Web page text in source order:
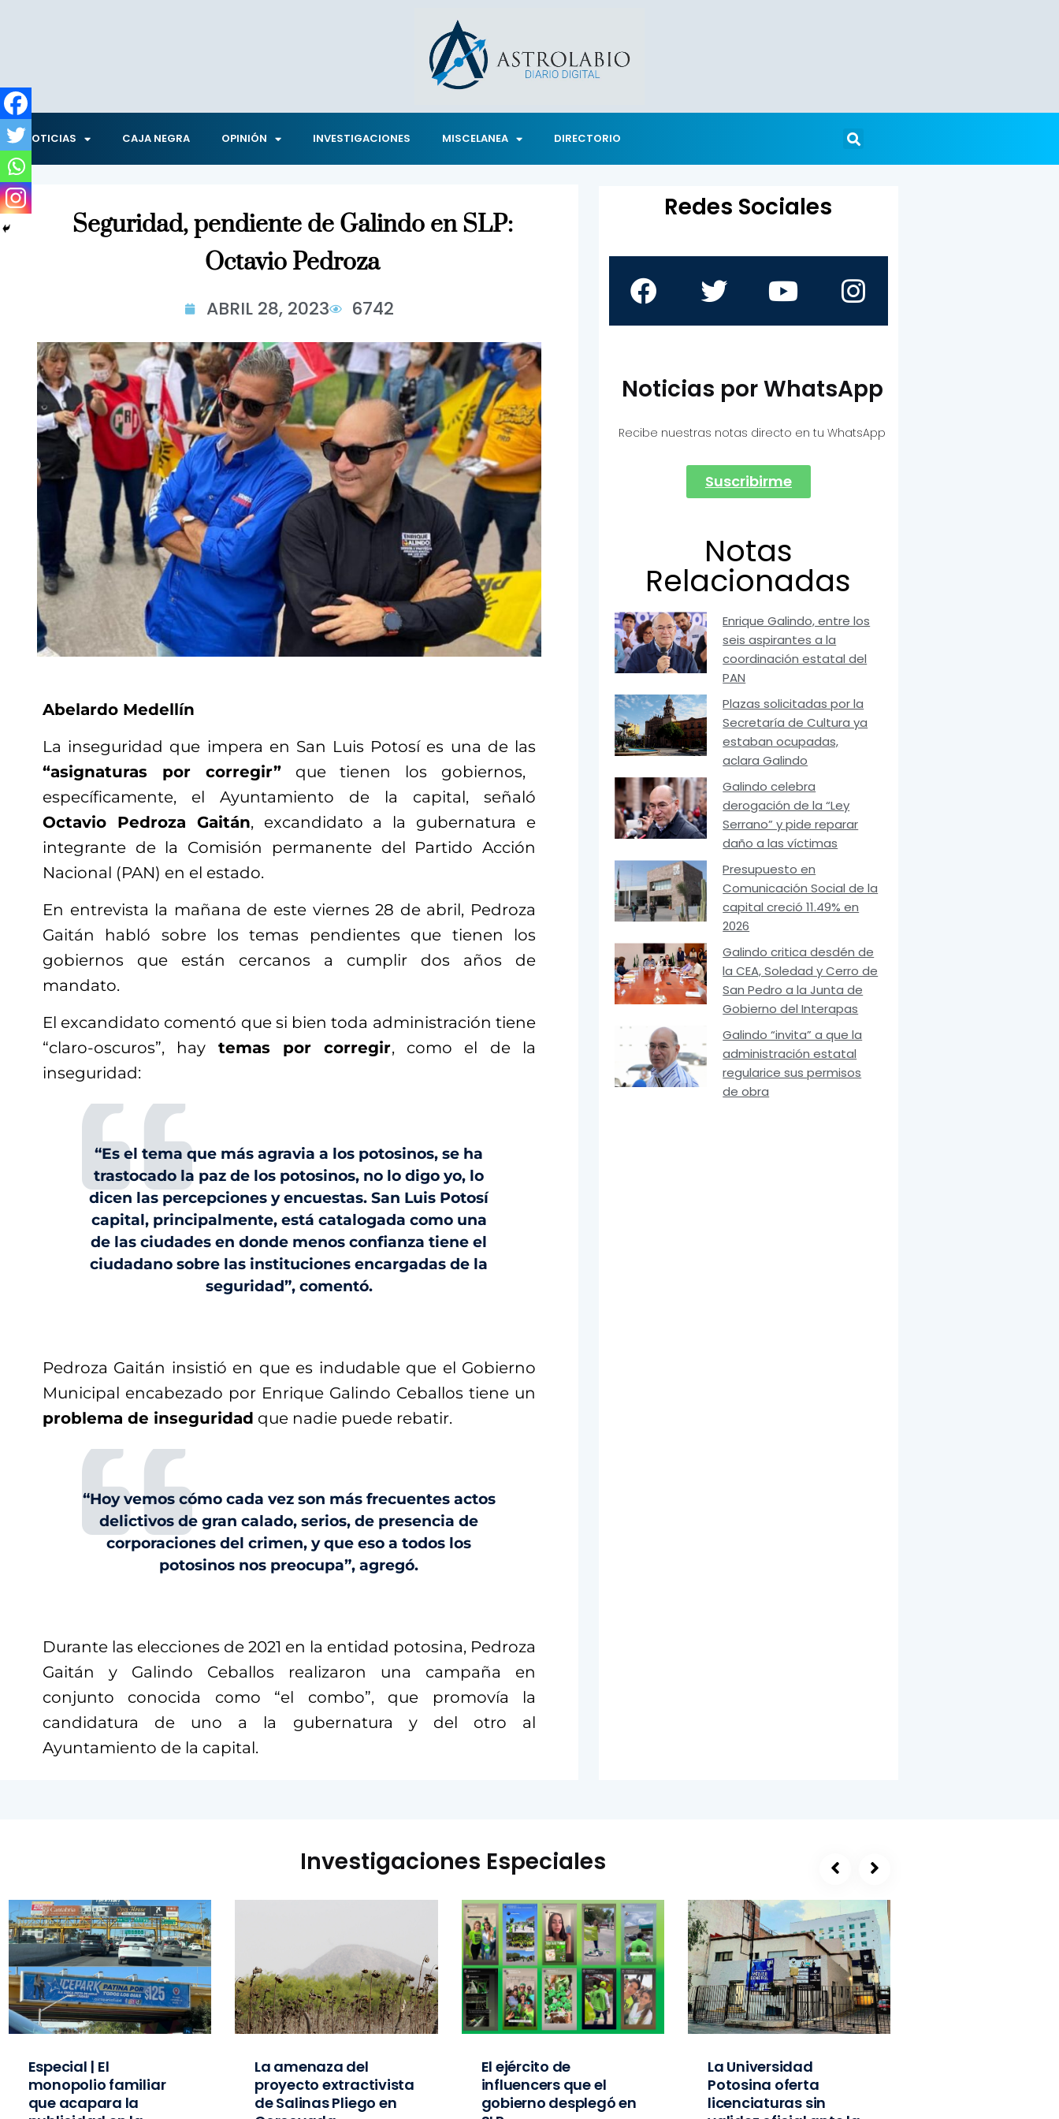
NOTICIAS CAJA NEGRA OPINIÓN INVESTIGACIONES MISCELANEA DIRECTORIO
Seguridad, pendiente de Galindo en SLP:
Octavio Pedroza
ABRIL 28, 2023 6742
Abelardo Medellín
La inseguridad que impera en San Luis Potosí es una de las
“asignaturas por corregir”que tienen los gobiernos,
específicamente, el Ayuntamiento de la capital, señaló
Octavio Pedroza Gaitán, excandidato a la gubernatura e
integrante de la Comisión permanente del Partido Acción
Nacional (PAN) en el estado.
En entrevista la mañana de este viernes 28 de abril, Pedroza
Gaitán habló sobre los temas pendientes que tienen los
gobiernos que están cercanos a cumplir dos años de
mandato.
El excandidato comentó que si bien toda administración tiene
“claro-oscuros”, hay temas por corregir, como el de la
inseguridad:
“Es el tema que más agravia a los potosinos, se ha
trastocado la paz de los potosinos, no lo digo yo, lo
dicen las percepciones y encuestas. San Luis Potosí
capital, principalmente, está catalogada como una
de las ciudades en donde menos confianza tiene el
ciudadano sobre las instituciones encargadas de la
seguridad”, comentó.
Pedroza Gaitán insistió en que es indudable que el Gobierno
Municipal encabezado por Enrique Galindo Ceballos tiene un
problema de inseguridad que nadie puede rebatir.
“Hoy vemos cómo cada vez son más frecuentes actos
delictivos de gran calado, serios, de presencia de
corporaciones del crimen, y que eso a todos los
potosinos nos preocupa”, agregó.
Durante las elecciones de 2021 en la entidad potosina, Pedroza
Gaitán y Galindo Ceballos realizaron una campaña en
conjunto conocida como “el combo”, que promovía la
candidatura de uno a la gubernatura y del otro al
Ayuntamiento de la capital.
Redes Sociales
Noticias por WhatsApp
Recibe nuestras notas directo en tu WhatsApp
Suscribirme
Notas
Relacionadas
Enrique Galindo, entre los
seis aspirantes a la
coordinación estatal del
PAN
Plazas solicitadas por la
Secretaría de Cultura ya
estaban ocupadas,
aclara Galindo
Galindo celebra
derogación de la “Ley
Serrano” y pide reparar
daño a las víctimas
Presupuesto en
Comunicación Social de la
capital creció 11.49% en
2026
Galindo critica desdén de
la CEA, Soledad y Cerro de
San Pedro a la Junta de
Gobierno del Interapas
Galindo “invita” a que la
administración estatal
regularice sus permisos
de obra
Investigaciones Especiales
Especial | El
monopolio familiar
que acapara la
La amenaza del
proyecto extractivista
de Salinas Pliego en
El ejército de
influencers que el
gobierno desplegó en
La Universidad
Potosina oferta
licenciaturas sin